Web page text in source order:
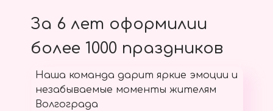
За 6 лет оформилии
более 1000 праздников
Наша команда дарит яркие эмоции и
незабываемые моменты жителям
Волгограда